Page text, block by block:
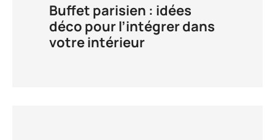
Buffet parisien : idées
déco pour l’intégrer dans
votre intérieur